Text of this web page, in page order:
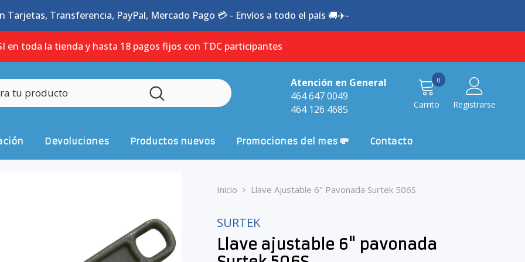
Tarjetas, Transferencia, PayPal, Mercado Pago 💳 - Envíos a todo el país 🚚✈️-
en toda la tienda y hasta 18 pagos fijos con TDC participantes
Atención en General
464 647 0049
464 126 4685
Carrito
00
Registrarse
Devoluciones Productos nuevos Promociones del mes 💸 Contacto
Inicio Llave Ajustable 6" Pavonada Surtek 506S
SURTEK
Llave ajustable 6" pavonada